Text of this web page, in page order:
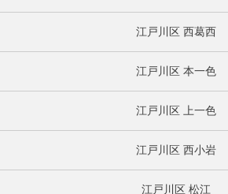
江戸川区 西葛西
江戸川区 本一色
江戸川区 上一色
江戸川区 西小岩
江戸川区 松江